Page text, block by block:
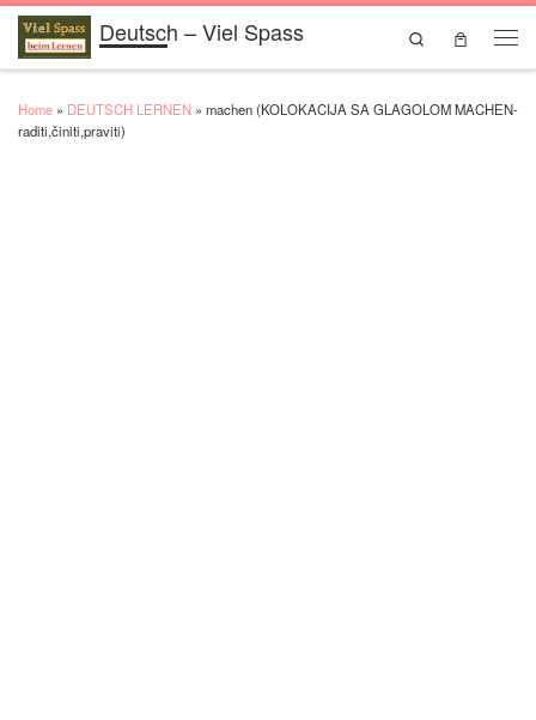
Skip to contentDeutsch – Viel Spass
Search
Home » DEUTSCH LERNEN » machen (KOLOKACIJA SA GLAGOLOM MACHEN-
raditi,činiti,praviti)